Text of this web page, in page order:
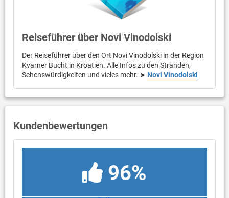
Reiseführer über Novi Vinodolski
Der Reiseführer über den Ort Novi Vinodolski in der Region
Kvarner Bucht in Kroatien. Alle Infos zu den Stränden,
Sehenswürdigkeiten und vieles mehr. ➤ Novi Vinodolski
Kundenbewertungen
96%